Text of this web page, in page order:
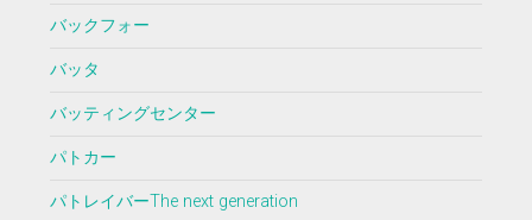
バックフォー
バッタ
バッティングセンター
パトカー
パトレイバーThe next generation